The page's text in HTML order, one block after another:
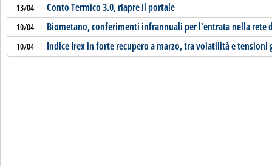
13/04 Conto Termico 3.0, riapre il portale
10/04 Biometano, conferimenti infrannuali per l'entrata nella rete
10/04 Indice Irex in forte recupero a marzo, tra volatilità e tensioni